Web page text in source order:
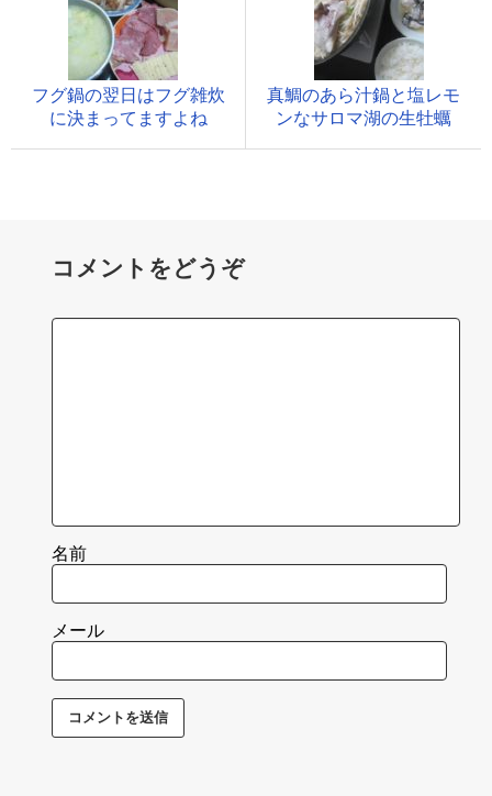
フグ鍋の翌日はフグ雑炊
に決まってますよね
真鯛のあら汁鍋と塩レモ
ンなサロマ湖の生牡蠣
コメントをどうぞ
名前
メール